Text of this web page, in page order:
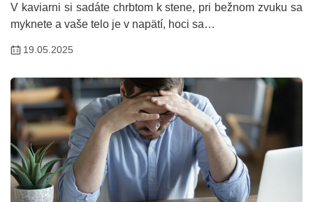
V kaviarni si sadáte chrbtom k stene, pri bežnom zvuku sa
myknete a vaše telo je v napätí, hoci sa…
19.05.2025